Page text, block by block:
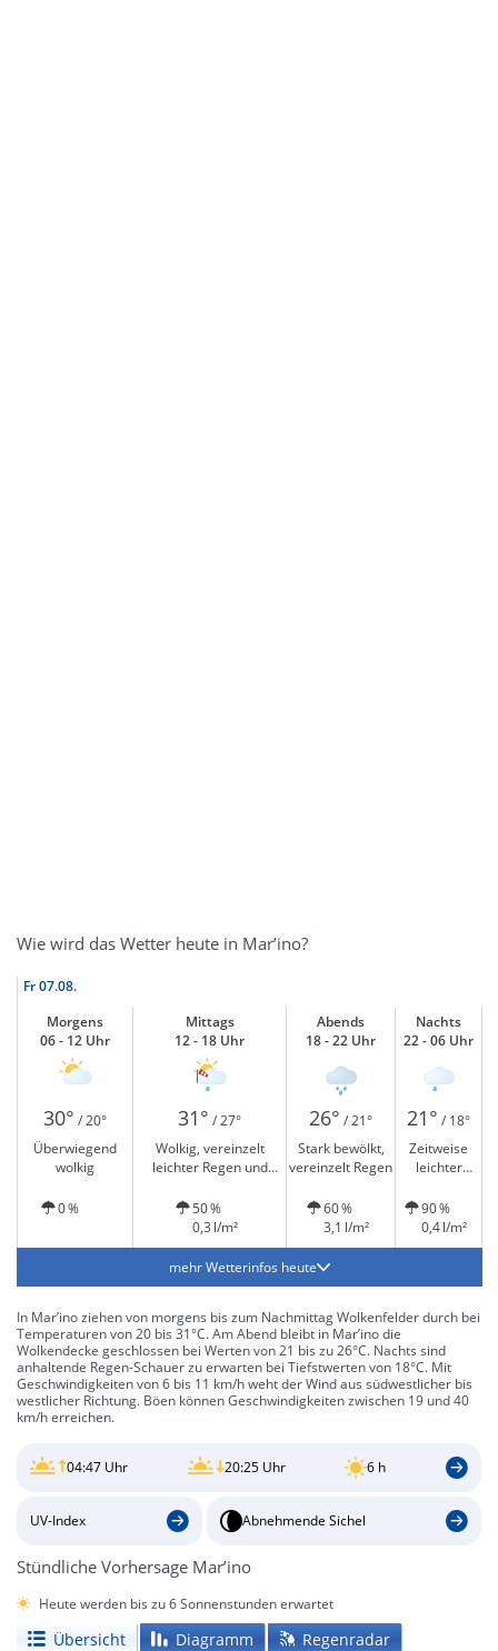
Wie wird das Wetter heute in Mar’ino?
Fr07.08.
Morgens
06 - 12 Uhr
Mittags
12 - 18 Uhr
Abends
18 - 22 Uhr
Nachts
22 - 06 Uhr
30° / 20° 31° / 27° 26° / 21° 21° / 18°
Überwiegend
wolkig
Wolkig, vereinzelt
leichter Regen und
Stark bewölkt,
vereinzelt Regen
Zeitweise
leichter
0 %
50 %
0,3 l/m²
60 %
3,1 l/m²
90 %
0,4 l/m²
mehr Wetterinfos heute
In Mar’ino ziehen von morgens bis zum Nachmittag Wolkenfelder durch bei
Temperaturen von 20 bis 31°C. Am Abend bleibt in Mar’ino die
Wolkendecke geschlossen bei Werten von 21 bis zu 26°C. Nachts sind
anhaltende Regen-Schauer zu erwarten bei Tiefstwerten von 18°C. Mit
Geschwindigkeiten von 6 bis 11 km/h weht der Wind aus südwestlicher bis
westlicher Richtung. Böen können Geschwindigkeiten zwischen 19 und 40
km/h erreichen.
04:47 Uhr 20:25 Uhr 6 h
UV-Index Abnehmende Sichel
Stündliche Vorhersage Mar’ino
Heute werden bis zu 6 Sonnenstunden erwartet
Übersicht Diagramm Regenradar